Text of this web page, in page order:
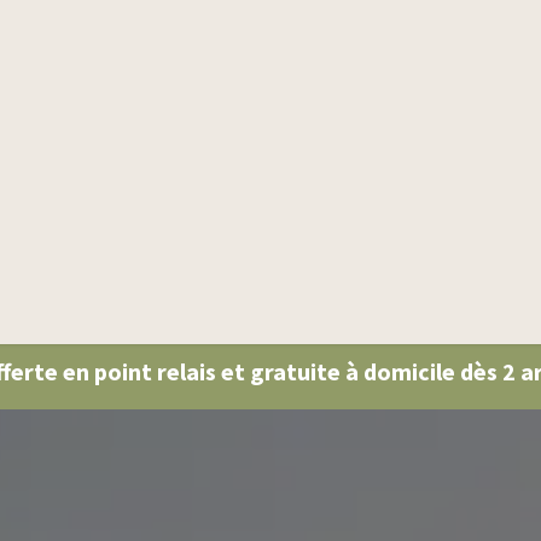
en point relais et gratuite à domicile dès 2